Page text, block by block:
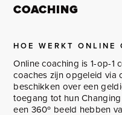
COACHING
HOE WERKT ONLINE
Online coaching is 1-op-1
coaches zijn opgeleid via
beschikken over een
toegang tot hun
een 360º beeld hebben